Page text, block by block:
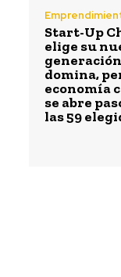
Start-Up
elige su
domina,
economía
se abre
las 59